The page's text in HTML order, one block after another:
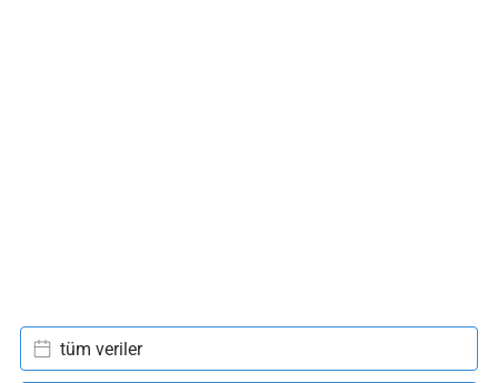
tüm veriler